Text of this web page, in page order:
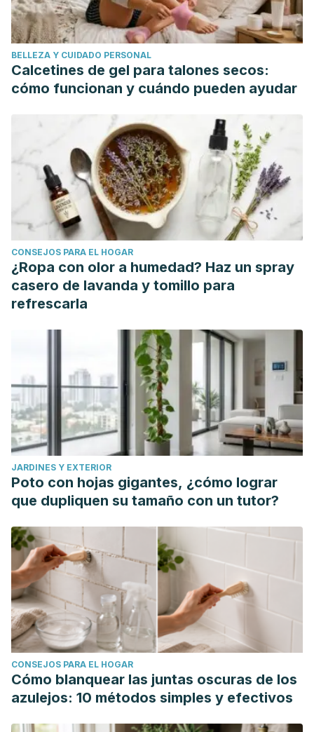
BELLEZA Y CUIDADO PERSONAL
Calcetines de gel para talones secos:
cómo funcionan y cuándo pueden ayudar
CONSEJOS PARA EL HOGAR
¿Ropa con olor a humedad? Haz un spray
casero de lavanda y tomillo para
refrescarla
JARDINES Y EXTERIOR
Poto con hojas gigantes, ¿cómo lograr
que dupliquen su tamaño con un tutor?
CONSEJOS PARA EL HOGAR
Cómo blanquear las juntas oscuras de los
azulejos: 10 métodos simples y efectivos